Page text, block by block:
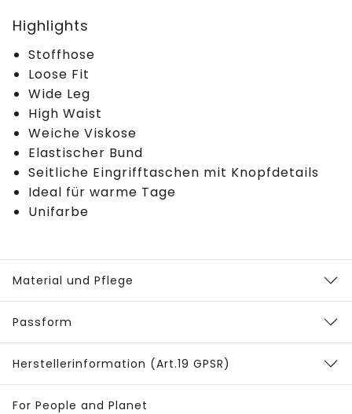
Highlights
Stoffhose
Loose Fit
Wide Leg
High Waist
Weiche Viskose
Elastischer Bund
Seitliche Eingrifftaschen mit Knopfdetails
Ideal für warme Tage
Unifarbe
Material und Pflege
Passform
Herstellerinformation (Art.19 GPSR)
For People and Planet